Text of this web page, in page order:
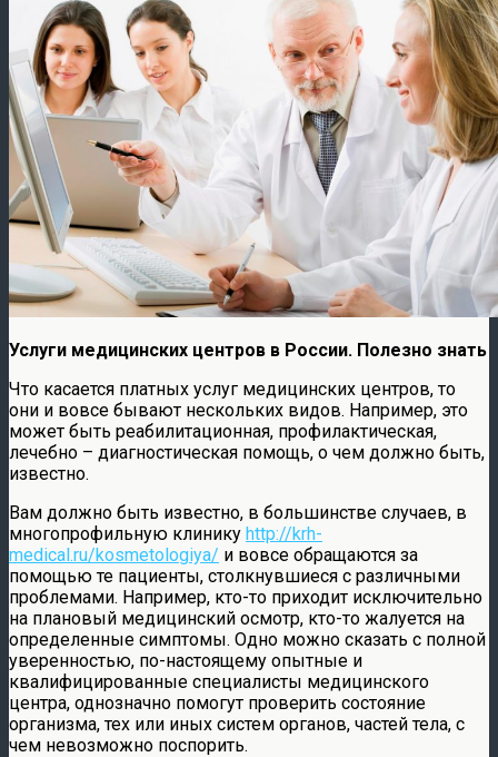
Услуги медицинских центров в России. Полезно знать
Что касается платных услуг медицинских центров, то
они и вовсе бывают нескольких видов. Например, это
может быть реабилитационная, профилактическая,
лечебно – диагностическая помощь, о чем должно быть,
известно.
Вам должно быть известно, в большинстве случаев, в
многопрофильную клинику http://krh-
medical.ru/kosmetologiya/ и вовсе обращаются за
помощью те пациенты, столкнувшиеся с различными
проблемами. Например, кто-то приходит исключительно
на плановый медицинский осмотр, кто-то жалуется на
определенные симптомы. Одно можно сказать с полной
уверенностью, по-настоящему опытные и
квалифицированные специалисты медицинского
центра, однозначно помогут проверить состояние
организма, тех или иных систем органов, частей тела, с
чем невозможно поспорить.